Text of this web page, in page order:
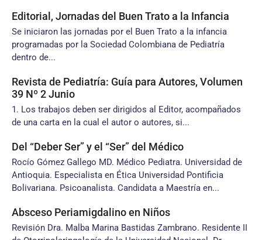
Editorial, Jornadas del Buen Trato a la Infancia
Se iniciaron las jornadas por el Buen Trato a la infancia
programadas por la Sociedad Colombiana de Pediatría
dentro de...
Revista de Pediatría: Guía para Autores, Volumen
39 Nº 2 Junio
1. Los trabajos deben ser dirigidos al Editor, acompañados
de una carta en la cual el autor o autores, si...
Del “Deber Ser” y el “Ser” del Médico
Rocío Gómez Gallego MD. Médico Pediatra. Universidad de
Antioquia. Especialista en Ética Universidad Pontificia
Bolivariana. Psicoanalista. Candidata a Maestría en...
Absceso Periamigdalino en Niños
Revisión Dra. Malba Marina Bastidas Zambrano. Residente II